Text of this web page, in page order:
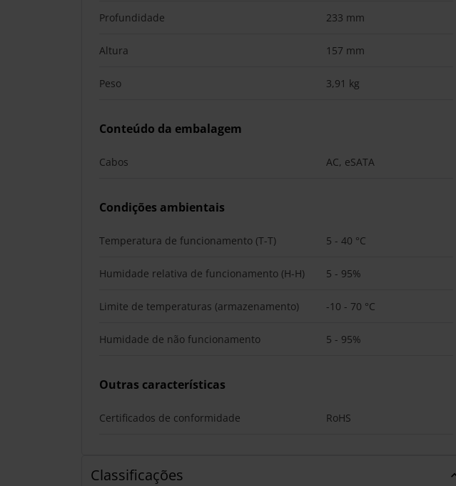
Profundidade 233 mm
Altura 157 mm
Peso 3,91 kg
Conteúdo da embalagem
Cabos AC, eSATA
Condições ambientais
Temperatura de funcionamento (T-T) 5 - 40 °C
Humidade relativa de funcionamento (H-H) 5 - 95%
Limite de temperaturas (armazenamento) -10 - 70 °C
Humidade de não funcionamento 5 - 95%
Outras características
Certificados de conformidade RoHS
Classificações